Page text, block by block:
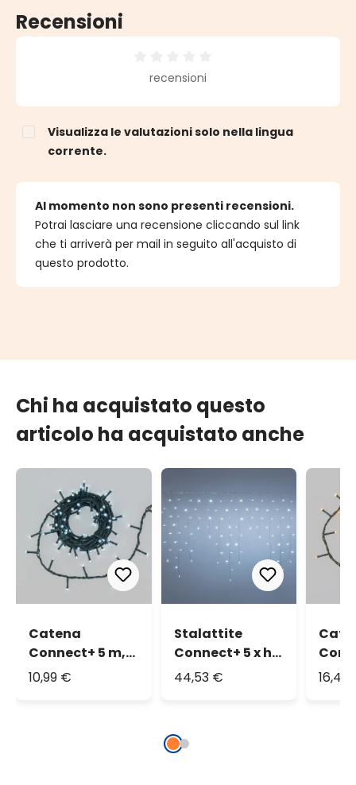
Recensioni
Valutazione media di 0 su 5 stelle
recensioni
Visualizza le valutazioni solo nella lingua
corrente.
Al momento non sono presenti recensioni.
Potrai lasciare una recensione cliccando sul link
che ti arriverà per mail in seguito all'acquisto di
questo prodotto.
Chi ha acquistato questo
articolo ha acquistato anche
Catena
Connect+ 5 m,
100 led bianco
10,99 €
Stalattite
Connect+ 5 x h
0,8 m, 350 led
prolungabile
44,53 €
160
16,45